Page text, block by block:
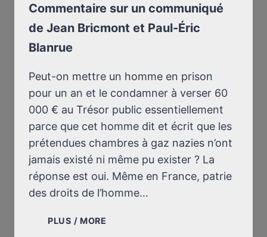
AUSCHWITZ
UND
MÄRZ
1976
Commentaire sur un communiqué
de Jean Bricmont et Paul-Éric
Blanrue
Peut-on mettre un homme en prison
pour un an et le condamner à verser 60
000 € au Trésor public essentiellement
parce que cet homme dit et écrit que les
prétendues chambres à gaz nazies n’ont
jamais existé ni même pu exister ? La
réponse est oui. Même en France, patrie
des droits de l’homme…
PLUS / MORE